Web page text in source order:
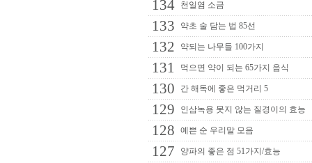
134 천일염 소금
133 약초 술 담는 법 85선
132 약되는 나무들 100가지
131 먹으면 약이 되는 65가지 음식
130 간 해독에 좋은 먹거리 5
129 인삼녹용 못지 않는 질경이의 효능
128 예쁜 순 우리말 모음
127 양파의 좋은 점 51가지/효능